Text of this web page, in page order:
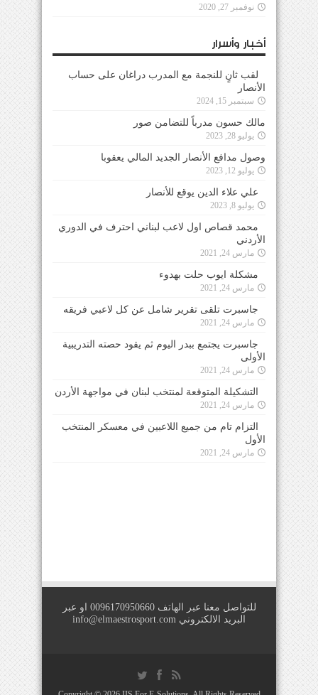
نوفمبر 27, 2020
أخبار وأسرار
لقب ثانٍ للنجمة مع المدرب دراغان على حساب
الأنصار
سبتمبر 15, 2024
مالك حسون مدرباً للتضامن صور
يوليو 28, 2023
وصول مدافع الأنصار الجديد المالي يعقوبا
يوليو 12, 2023
علي علاء الدين يوقع للأنصار
يوليو 8, 2023
محمد قصاص اول لاعب لبناني احترف في الدوري
الأردني
مارس 24, 2021
مشكلة ايوب حلت بهدوء
مارس 24, 2021
جاسبرت تلقى تقرير شامل عن كل لاعبي فريقه
مارس 24, 2021
جاسبرت يجتمع ببدر اليوم ثم يقود حصته التدريبية
الأولى
مارس 24, 2021
التشكيلة المتوقعة لمنتخب لبنان في مواجهة الأردن
مارس 24, 2021
التزام تام من جميع اللاعبين في معسكر المنتخب
الأول
مارس 24, 2021
للتواصل معنا عبر الهاتف 0096170950660 او عبر
البريد الالكتروني info@elmaestrosport.com